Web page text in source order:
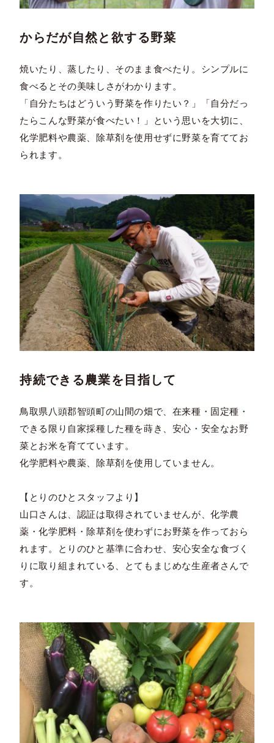
からだが自然と欲する野菜
焼いたり、蒸したり、そのまま食べたり。シンプルに
食べるとその美味しさがわかります。
「自分たちはどういう野菜を作りたい？」「自分だっ
たらこんな野菜が食べたい！」という思いを大切に、
化学肥料や農薬、除草剤を使用せずに野菜を育ててお
られます。
持続できる農業を目指して
鳥取県八頭郡智頭町の山間の畑で、在来種・固定種・
できる限り自家採種した種を蒔き、安心・安全なお野
菜とお米を育てています。
化学肥料や農薬、除草剤を使用していません。
【とりのひとスタッフより】
山口さんは、認証は取得されていませんが、化学農
薬・化学肥料・除草剤を使わずにお野菜を作っておら
れます。とりのひと基準に合わせ、安心安全な食づく
りに取り組まれている、とてもまじめな生産者さんで
す。